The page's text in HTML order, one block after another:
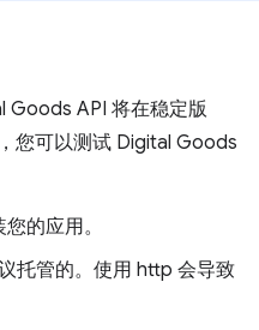
Goods API 将在稳定版
您可以测试 Digital Goods
的应用。
托管的。使用 http 会导致